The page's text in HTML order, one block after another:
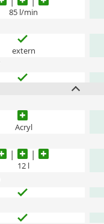
85 l/min
extern
Acryl
12 l